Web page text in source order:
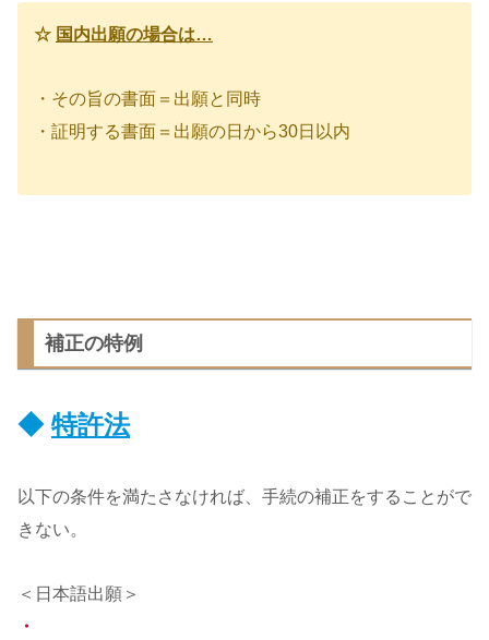
☆ 国内出願の場合は…
・その旨の書面＝出願と同時
・証明する書面＝出願の日から30日以内
補正の特例
◆ 特許法
以下の条件を満たさなければ、手続の補正をすることがで
きない。
＜日本語出願＞
・